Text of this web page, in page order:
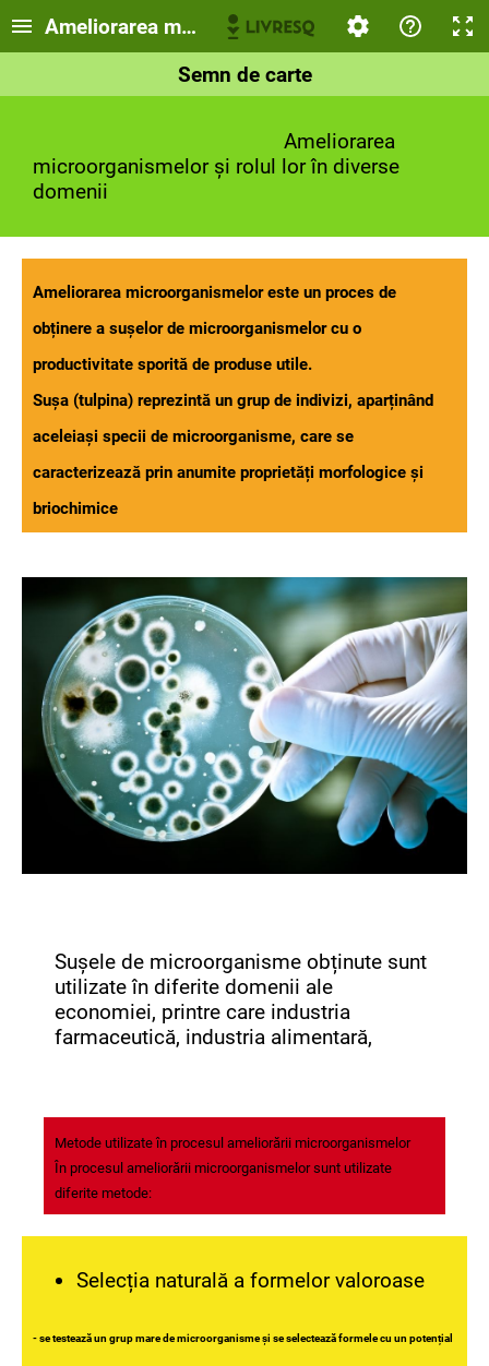
Ameliorarea microorganismelor și rolul lor în
Semn de carte
Ameliorarea
microorganismelor și rolul lor în diverse
domenii
Ameliorarea microorganismelor este un proces de
obținere a sușelor de microorganismelor cu o
productivitate sporită de produse utile.
Sușa (tulpina) reprezintă un grup de indivizi, aparținând
aceleiași specii de microorganisme, care se
caracterizează prin anumite proprietăți morfologice și
briochimice
Sușele de microorganisme obținute sunt
utilizate în diferite domenii ale
economiei, printre care industria
farmaceutică, industria alimentară,
Metode utilizate în procesul ameliorării microorganismelor
În procesul ameliorării microorganismelor sunt utilizate
diferite metode:
Selecția naturală a formelor valoroase
- se testează un grup mare de microorganisme și se selectează formele cu un potențial